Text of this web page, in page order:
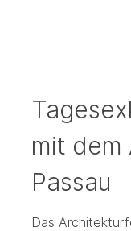
mit dem
Passau
Das